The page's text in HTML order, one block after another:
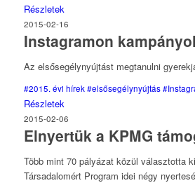
Részletek
2015-02-16
Instagramon
Az elsősegélynyújtást megtanulni
#2015. évi hírek #elsősegélynyújtás
Részletek
2015-02-06
Elnyertük a KPMG
Több mint 70 pályázat közül választotta
Társadalomért Program idei négy